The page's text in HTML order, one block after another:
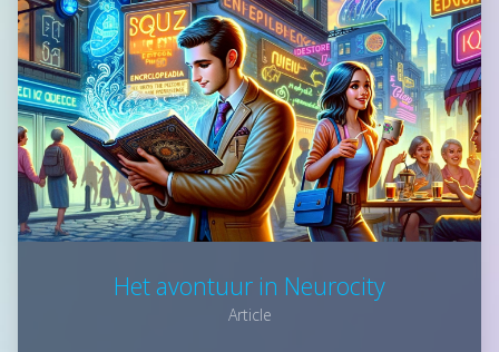
Het avontuur in Neurocity
Article